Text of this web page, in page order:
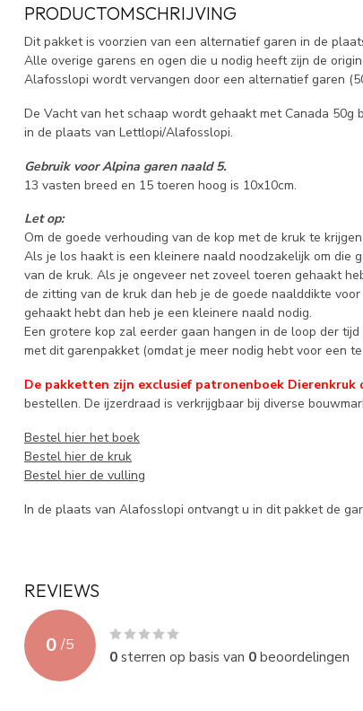
PRODUCTOMSCHRIJVING
Dit pakket is voorzien van een alternatief garen in de
Alle overige garens en ogen die u nodig heeft zijn de
Alafosslopi wordt vervangen door een alternatief garen
De Vacht van het schaap wordt gehaakt met Canada
in de plaats van Lettlopi/Alafosslopi.
Gebruik voor Alpina garen naald 5.
13 vasten breed en 15 toeren hoog is 10x10cm.
Let op:
Om de goede verhouding van de kop met de kruk te
Als je los haakt is een kleinere naald noodzakelijk om die
van de kruk. Als je ongeveer net zoveel toeren gehaakt
de zitting van de kruk dan heb je de goede naalddikte
gehaakt hebt dan heb je een kleinere naald nodig.
Een grotere kop zal eerder gaan hangen in de loop der
met dit garenpakket (omdat je meer nodig hebt voor een
De pakketten zijn exclusief patronenboek Dierenkruk
bestellen. De ijzerdraad is verkrijgbaar bij diverse
Bestel hier het boek
Bestel hier de kruk
Bestel hier de vulling
In de plaats van Alafosslopi ontvangt u in dit pakket de
REVIEWS
0 /5
0sterren op basis van 0beoordelingen